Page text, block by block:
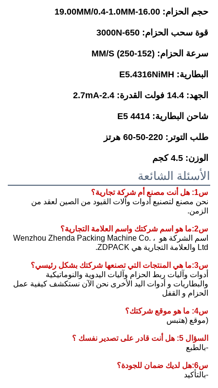
حجم الحزام: 16.00-19.00MM/0.4-1.0MM
قوة سحب الحزام: 650-3000N
سرعة الحزام: (152-250) MM/S
البطارية: E5.4316NiMH
الجهد: 14.4 فولت القدرة: 2.4-2.7mA
شاحن البطارية: E5 4414
طلب التوتر: 220-50-60 هرتز
الوزن: 4.5 كجم
الأسئلة الشائعة
س1: هل أنت مصنع أم شركة تجارية؟
الزمن.
س2:ما هو اسم شركتك واسم العلامة التجارية؟
اسم الشركة هو Wenzhou Zhenda Packing Machine Co. ،
Ltd والعلامة التجارية هي ZDPACK.
س3:ما هي المنتجات التي تصنعها شركتك بشكل رئيسي؟
الحزام و القفل
س4: ما هو موقع شركتك؟
(موقع (هتبس
السؤال 5: هل أنت قادر على تصدير نفسك ؟
-بالطبع
س6:هل لديك ضمان للجودة؟
-بالتأكيد